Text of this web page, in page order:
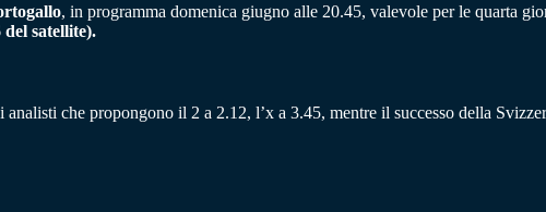
, in programma domenica giugno alle 20.45, valevole per le quarta
satellite).
analisti che propongono il 2 a 2.12, l’x a 3.45, mentre il successo della